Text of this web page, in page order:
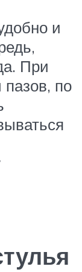
и
При
по